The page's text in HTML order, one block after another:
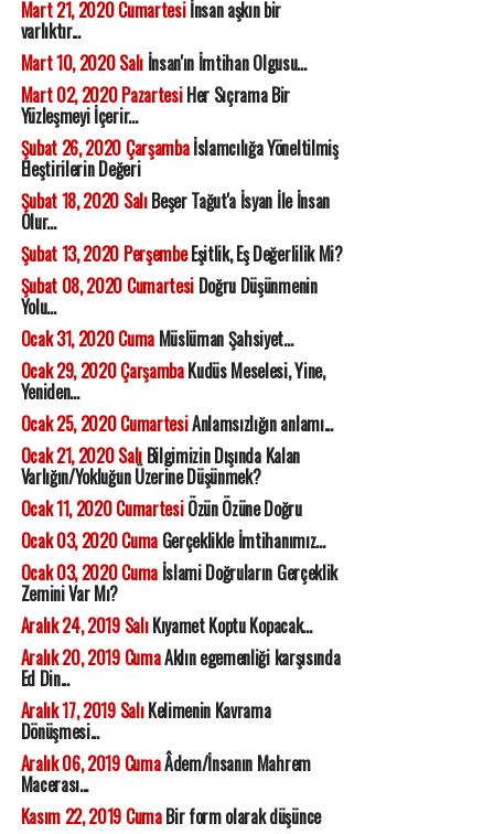
Mart 21, 2020 Cumartesiİnsan aşkın bir
varlıktır...
Mart 10, 2020 Salıİnsan'ın İmtihan Olgusu...
Mart 02, 2020 PazartesiHer Sıçrama Bir
Yüzleşmeyi İçerir...
Şubat 26, 2020 Çarşambaİslamcılığa Yöneltilmiş
Eleştirilerin Değeri
Şubat 18, 2020 SalıBeşer Tağut'a İsyan İle İnsan
Olur...
Şubat 13, 2020 PerşembeEşitlik, Eş Değerlilik Mi?
Şubat 08, 2020 CumartesiDoğru Düşünmenin
Yolu...
Ocak 31, 2020 CumaMüslüman Şahsiyet...
Ocak 29, 2020 ÇarşambaKudüs Meselesi, Yine,
Yeniden...
Ocak 25, 2020 CumartesiAnlamsızlığın anlamı...
Ocak 21, 2020 SalıBilgimizin Dışında Kalan
Varlığın/Yokluğun Üzerine Düşünmek?
Ocak 11, 2020 CumartesiÖzün Özüne Doğru
Ocak 03, 2020 CumaGerçeklikle İmtihanımız...
Ocak 03, 2020 Cumaİslami Doğruların Gerçeklik
Zemini Var Mı?
Aralık 24, 2019 SalıKıyamet Koptu Kopacak...
Aralık 20, 2019 CumaAklın egemenliği karşısında
Ed Din...
Aralık 17, 2019 SalıKelimenin Kavrama
Dönüşmesi...
Aralık 06, 2019 CumaÂdem/İnsanın Mahrem
Macerası...
Kasım 22, 2019 CumaBir form olarak düşünce